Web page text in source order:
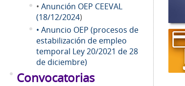
• Anunción OEP CEEVAL
(18/12/2024)
• Anuncio OEP (procesos de
estabilización de empleo
temporal Ley 20/2021 de 28
de diciembre)
Convocatorias